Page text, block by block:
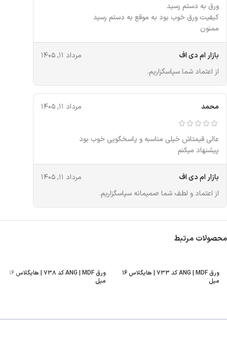
ورق به دستم رسید
کیفیت ورق خوب بود به موقع به دستم رسید
ممنون
بازار ام دی اف
مرداد ۱۱, ۱۴۰۵
از اعتماد شما سپاسگزاریم.
محمد مرداد ۱۱, ۱۴۰۵
عالی قیمتاش خیلی مناسبه و پاسخگویی خوب بود
پیشنهاد میکنم
بازار ام دی اف
مرداد ۱۱, ۱۴۰۵
از اعتماد و لطف شما صمیمانه سپاسگزاریم.
محصولات مرتبط
ورق ANG | MDF کد ۷۳۳ | هایگلاس ۱۶
میل
ورق ANG | MDF کد ۷۳۸ | هایگلاس ۱۶
میل